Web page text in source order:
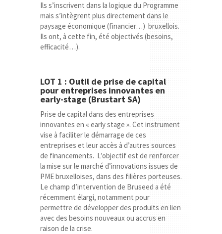
Ils s’inscrivent dans la logique du Programme
mais s’intègrent plus directement dans le
paysage économique (financier…) bruxellois.
Ils ont, à cette fin, été objectivés (besoins,
efficacité…).
LOT 1 : Outil de prise de capital
pour entreprises innovantes en
early-stage (Brustart SA)
Prise de capital dans des entreprises
innovantes en « early stage ». Cet instrument
vise à faciliter le démarrage de ces
entreprises et leur accès à d’autres sources
de financements. L’objectif est de renforcer
la mise sur le marché d’innovations issues de
PME bruxelloises, dans des filières porteuses.
Le champ d’intervention de Bruseed a été
récemment élargi, notamment pour
permettre de développer des produits en lien
avec des besoins nouveaux ou accrus en
raison de la crise.